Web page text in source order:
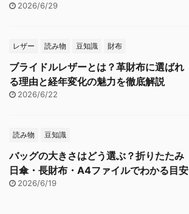
2026/6/29
レザー 読み物 豆知識 財布
ブライドルレザーとは？革財布に選ばれ
る理由と経年変化の魅力を徹底解説
2026/6/22
読み物 豆知識
バッグの大きさはどう選ぶ？折りたたみ
日傘・長財布・A4ファイルでわかる目安
2026/6/19